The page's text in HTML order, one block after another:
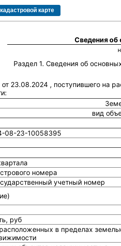
Сведения
Раздел 1. Сведения об
23.08.2024 , поступившего на
вид
08-23-10058395
номера
учетный номер
руб
в пределах